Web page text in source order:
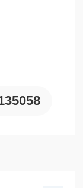
化，氯化，硝